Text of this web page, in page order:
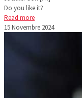
Do you like it?
Read more
15 Novembre 2024